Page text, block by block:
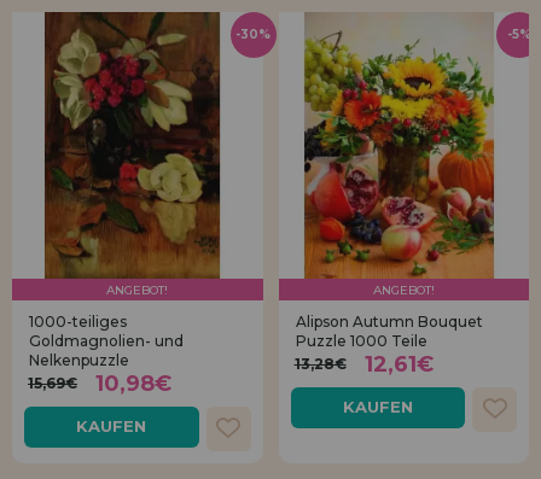
ANGEBOT!
1000-teiliges
Goldmagnolien- und
Nelkenpuzzle
15,69€
10,98€
KAUFEN
-30%
ANGEBOT!
Alipson Autumn Bouquet
Puzzle 1000 Teile
13,28€
12,61€
KAUFEN
-5%